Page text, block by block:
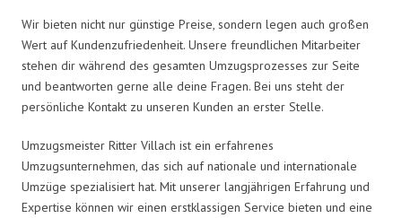
Wir bieten nicht nur günstige Preise, sondern legen auch großen
Wert auf Kundenzufriedenheit. Unsere freundlichen Mitarbeiter
stehen dir während des gesamten Umzugsprozesses zur Seite
und beantworten gerne alle deine Fragen. Bei uns steht der
persönliche Kontakt zu unseren Kunden an erster Stelle.
Umzugsmeister Ritter Villach ist ein erfahrenes
Umzugsunternehmen, das sich auf nationale und internationale
Umzüge spezialisiert hat. Mit unserer langjährigen Erfahrung und
Expertise können wir einen erstklassigen Service bieten und eine